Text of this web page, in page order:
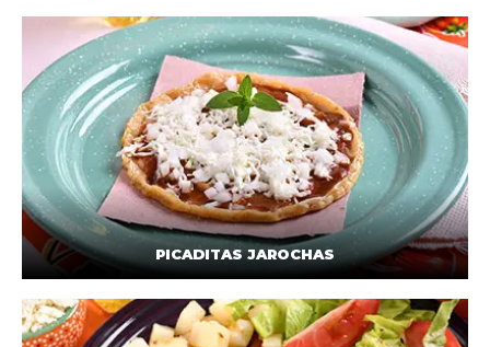
PICADITAS JAROCHAS